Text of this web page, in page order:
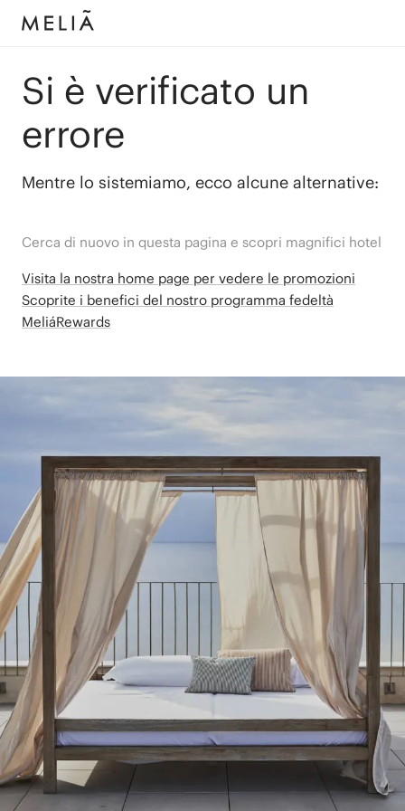
Si è verificato un
errore
Mentre lo sistemiamo, ecco alcune alternative:
Cerca di nuovo in questa pagina e scopri magnifici hotel
Visita la nostra home page per vedere le promozioni
Scoprite i benefici del nostro programma fedeltà
MeliáRewards